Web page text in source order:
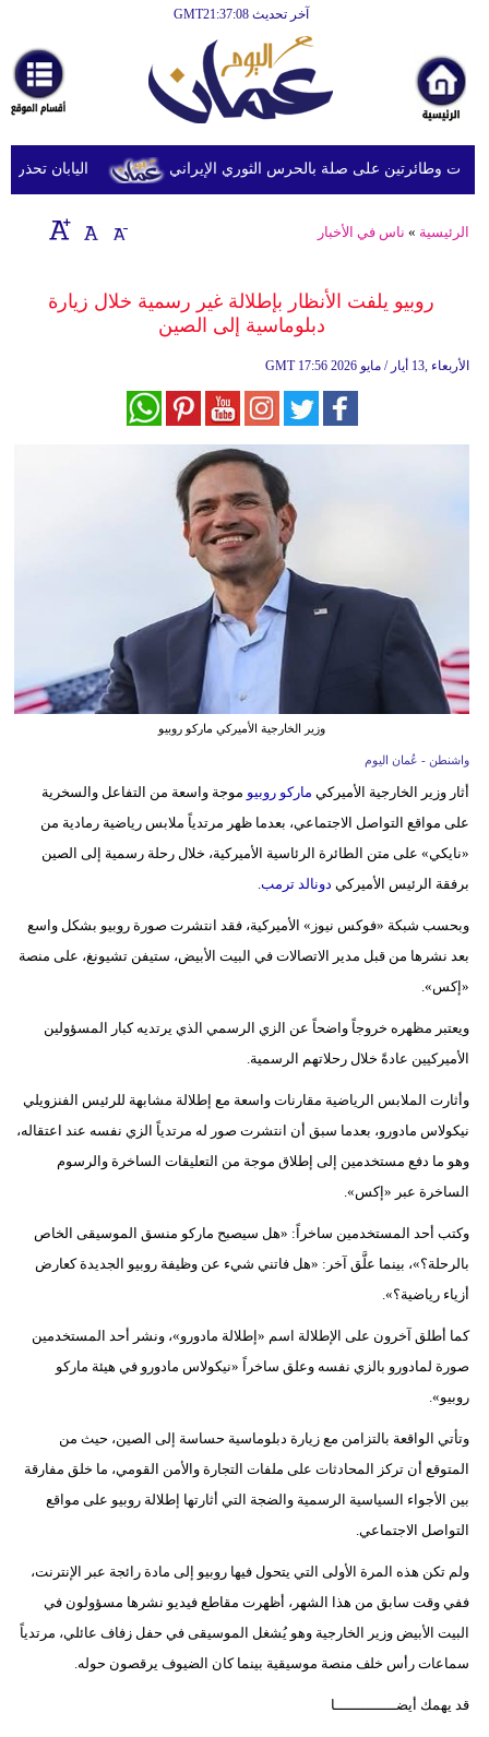
آخر تحديث GMT21:37:08
أخبارعاجلة
رياضة
ثقافة
إقتصاد
وموسيقى
تعليم
علوم
وتكنولوجيا
مدوَّنات
أبراج
اليابان تحذر من على صلة بالحرس الثوري الإيراني
الرئيسية » ناس في الأخبار
روبيو يلفت الأنظار بإطلالة غير رسمية خلال زيارة
دبلوماسية إلى الصين
GMT 17:56 2026 الأربعاء ,13 أيار / مايو
وزير الخارجية الأميركي ماركو روبيو
واشنطن - عُمان اليوم
أثار وزير الخارجية الأميركي ماركو روبيو موجة واسعة من التفاعل والسخرية
على مواقع التواصل الاجتماعي، بعدما ظهر مرتدياً ملابس رياضية رمادية من
«نايكي» على متن الطائرة الرئاسية الأميركية، خلال رحلة رسمية إلى الصين
برفقة الرئيس الأميركي دونالد ترمب.
وبحسب شبكة «فوكس نيوز» الأميركية، فقد انتشرت صورة روبيو بشكل واسع
بعد نشرها من قبل مدير الاتصالات في البيت الأبيض، ستيفن تشيونغ، على منصة
«إكس».
ويعتبر مظهره خروجاً واضحاً عن الزي الرسمي الذي يرتديه كبار المسؤولين
الأميركيين عادةً خلال رحلاتهم الرسمية.
وأثارت الملابس الرياضية مقارنات واسعة مع إطلالة مشابهة للرئيس الفنزويلي
نيكولاس مادورو، بعدما سبق أن انتشرت صور له مرتدياً الزي نفسه عند اعتقاله،
وهو ما دفع مستخدمين إلى إطلاق موجة من التعليقات الساخرة والرسوم
الساخرة عبر «إكس».
وكتب أحد المستخدمين ساخراً: «هل سيصبح ماركو منسق الموسيقى الخاص
بالرحلة؟»، بينما علَّق آخر: «هل فاتني شيء عن وظيفة روبيو الجديدة كعارض
أزياء رياضية؟».
كما أطلق آخرون على الإطلالة اسم «إطلالة مادورو»، ونشر أحد المستخدمين
صورة لمادورو بالزي نفسه وعلق ساخراً «نيكولاس مادورو في هيئة ماركو
روبيو».
وتأتي الواقعة بالتزامن مع زيارة دبلوماسية حساسة إلى الصين، حيث من
المتوقع أن تركز المحادثات على ملفات التجارة والأمن القومي، ما خلق مفارقة
بين الأجواء السياسية الرسمية والضجة التي أثارتها إطلالة روبيو على مواقع
التواصل الاجتماعي.
ولم تكن هذه المرة الأولى التي يتحول فيها روبيو إلى مادة رائجة عبر الإنترنت،
ففي وقت سابق من هذا الشهر، أظهرت مقاطع فيديو نشرها مسؤولون في
البيت الأبيض وزير الخارجية وهو يُشغل الموسيقى في حفل زفاف عائلي، مرتدياً
سماعات رأس خلف منصة موسيقية بينما كان الضيوف يرقصون حوله.
قد يهمك أيضــــــــــــــا